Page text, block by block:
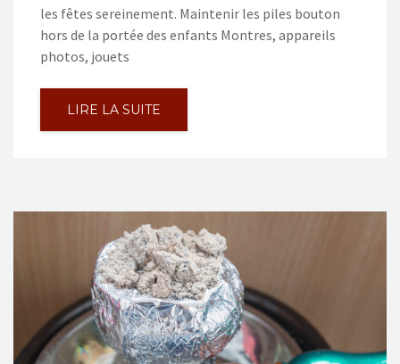
les fêtes sereinement. Maintenir les piles bouton
hors de la portée des enfants Montres, appareils
photos, jouets
LIRE LA SUITE